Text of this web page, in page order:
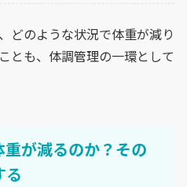
どのような状況で体重が減り
とも、体調管理の一環として
が減るのか？その
る